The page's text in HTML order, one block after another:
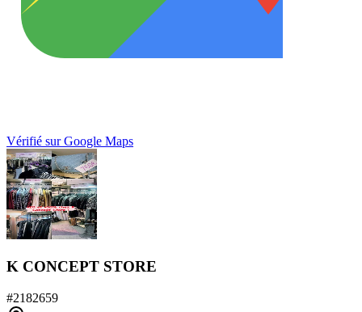
Vérifié sur Google Maps
K CONCEPT STORE
#2182659